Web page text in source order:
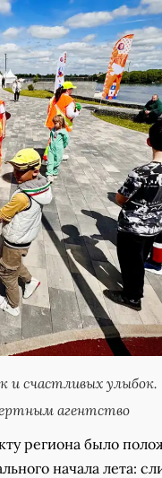
и счастливых улыбок.
агентство
региона было
начала лета: